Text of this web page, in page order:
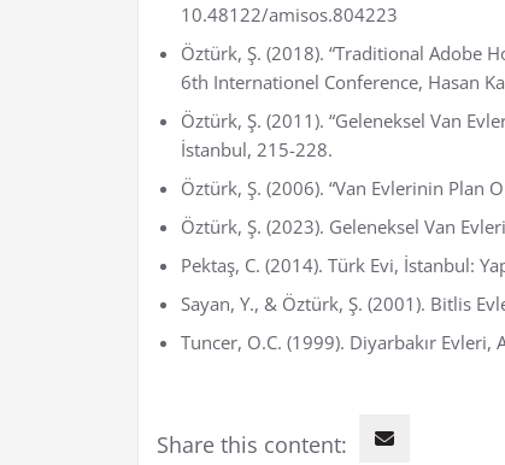
10.48122/amisos.804223
Öztürk, Ş. (2018). “Traditional Adobe
6th Internationel Conference, Hasan
Öztürk, Ş. (2011). “Geleneksel Van
İstanbul, 215-228.
Öztürk, Ş. (2006). “Van Evlerinin Plan
Öztürk, Ş. (2023). Geleneksel Van
Pektaş, C. (2014). Türk Evi, İstanbul:
Sayan, Y., & Öztürk, Ş. (2001). Bitlis
Tuncer, O.C. (1999). Diyarbakır Evleri,
Share this content: